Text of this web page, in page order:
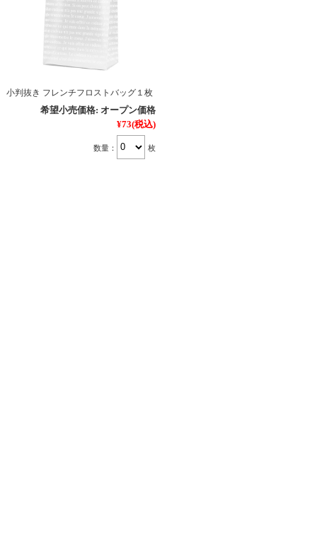
小判抜き フレンチフロストバッグ１枚
希望小売価格: オープン価格
¥73(税込)
数量： 枚